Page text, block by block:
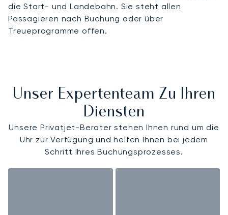
die Start- und Landebahn. Sie steht allen
Passagieren nach Buchung oder über
Treueprogramme offen.
Unser Expertenteam Zu Ihren
Diensten
Unsere Privatjet-Berater stehen Ihnen rund um die
Uhr zur Verfügung und helfen Ihnen bei jedem
Schritt Ihres Buchungsprozesses.